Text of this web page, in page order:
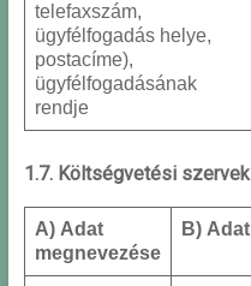
telefaxszám,
ügyfélfogadás helye,
postacíme),
ügyfélfogadásának
rendje
1.7. Költségvetési szervek
A) Adat
megnevezése
B) Adat